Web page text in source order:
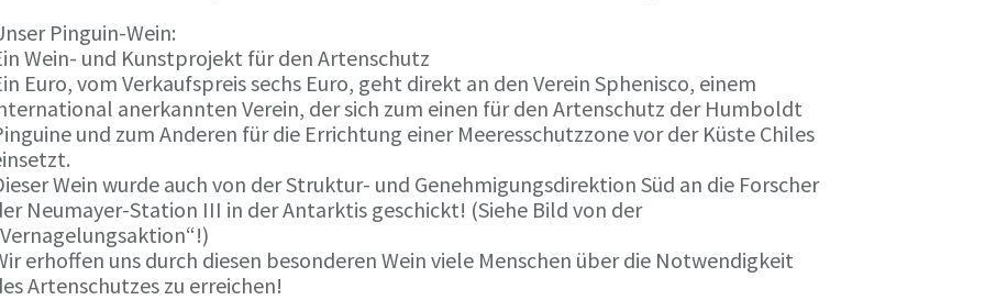
Pinguin-Wein:
Wein- und Kunstprojekt für den Artenschutz
Euro, vom Verkaufspreis sechs Euro, geht direkt an den Verein Sphenisco, einem
anerkannten Verein, der sich zum einen für den Artenschutz der Humboldt
und zum Anderen für die Errichtung einer Meeresschutzzone vor der Küste Chiles
Wein wurde auch von der Struktur- und Genehmigungsdirektion Süd an die Forscher
Neumayer-Station III in der Antarktis geschickt! (Siehe Bild von der
erhoffen uns durch diesen besonderen Wein viele Menschen über die Notwendigkeit
Artenschutzes zu erreichen!